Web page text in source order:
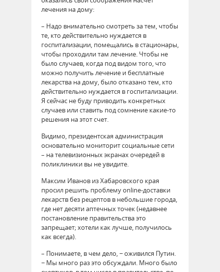
лечения на дому:
– Надо внимательно смотреть за тем, чтобы
те, кто действительно нуждается в
госпитализации, помещались в стационары,
чтобы проходили там лечение. Чтобы не
было случаев, когда под видом того, что
можно получить лечение и бесплатные
лекарства на дому, было отказано тем, кто
действительно нуждается в госпитализации.
Я сейчас не буду приводить конкретных
случаев или ставить под сомнение какие-то
решения на этот счет.
Видимо, президентская администрация
основательно мониторит социальные сети
– на телевизионных экранах очередей в
поликлиники вы не увидите.
Максим Иванов из Хабаровского края
просил решить проблему online-доставки
лекарств без рецептов в небольшие города,
где нет десяти аптечных точек (недавнее
постановление правительства это
запрещает; хотели как лучше, получилось
как всегда).
– Понимаете, в чем дело, − оживился Путин.
− Мы много раз это обсуждали. Много было